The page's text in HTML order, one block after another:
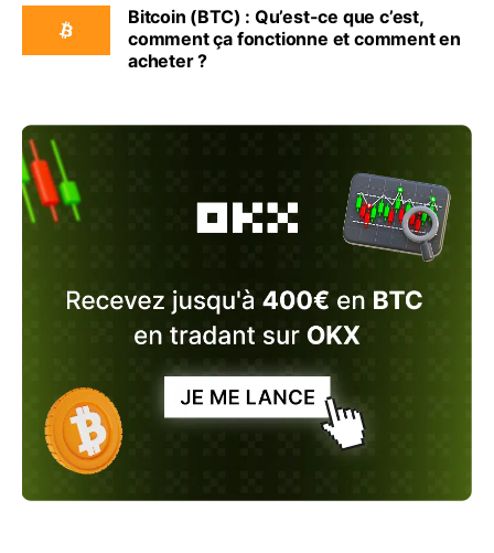
Bitcoin (BTC) : Qu’est-ce que c’est,
comment ça fonctionne et comment en
acheter ?